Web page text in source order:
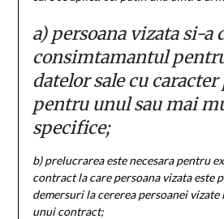
a) persoana vizata si-a
consimtamantul
datelor sale cu caracter
pentru unul sau mai
specifice;
b) prelucrarea este necesara pentru
contract la care persoana vizata este
demersuri la cererea persoanei
unui contract;